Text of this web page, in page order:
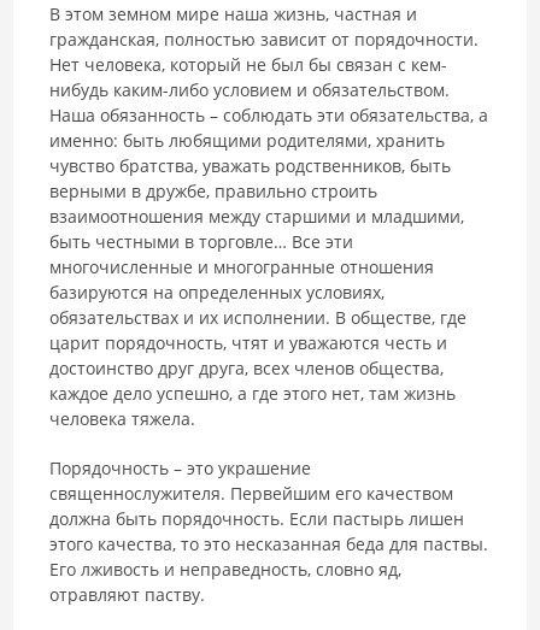
В этом земном мире наша жизнь, частная и
гражданская, полностью зависит от порядочности.
Нет человека, который не был бы связан с кем-
нибудь каким-либо условием и обязательством.
Наша обязанность – соблюдать эти обязательства, а
именно: быть любящими родителями, хранить
чувство братства, уважать родственников, быть
верными в дружбе, правильно строить
взаимоотношения между старшими и младшими,
быть честными в торговле… Все эти
многочисленные и многогранные отношения
базируются на определенных условиях,
обязательствах и их исполнении. В обществе, где
царит порядочность, чтят и уважаются честь и
достоинство друг друга, всех членов общества,
каждое дело успешно, а где этого нет, там жизнь
человека тяжела.
Порядочность – это украшение
священнослужителя. Первейшим его качеством
должна быть порядочность. Если пастырь лишен
этого качества, то это несказанная беда для паствы.
Его лживость и неправедность, словно яд,
отравляют паству.